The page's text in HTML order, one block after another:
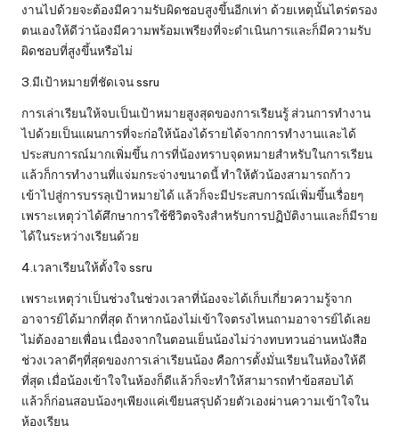
งานไปด้วยจะต้องมีความรับผิดชอบสูงขึ้นอีกเท่า ด้วยเหตุนั้นไตร่ตรอง
ตนเองให้ดีว่าน้องมีความพร้อมเพรียงที่จะดำเนินการและก็มีความรับ
ผิดชอบที่สูงขึ้นหรือไม่
3.มีเป้าหมายที่ชัดเจน ssru
การเล่าเรียนให้จบเป็นเป้าหมายสูงสุดของการเรียนรู้ ส่วนการทำงาน
ไปด้วยเป็นแผนการที่จะก่อให้น้องได้รายได้จากการทำงานและได้
ประสบการณ์มากเพิ่มขึ้น การที่น้องทราบจุดหมายสำหรับในการเรียน
แล้วก็การทำงานที่แจ่มกระจ่างขนาดนี้ ทำให้ตัวน้องสามารถก้าว
เข้าไปสู่การบรรลุเป้าหมายได้ แล้วก็จะมีประสบการณ์เพิ่มขึ้นเรื่อยๆ
เพราะเหตุว่าได้ศึกษาการใช้ชีวิตจริงสำหรับการปฏิบัติงานและก็มีราย
ได้ในระหว่างเรียนด้วย
4.เวลาเรียนให้ตั้งใจ ssru
เพราะเหตุว่าเป็นช่วงในช่วงเวลาที่น้องจะได้เก็บเกี่ยวความรู้จาก
อาจารย์ได้มากที่สุด ถ้าหากน้องไม่เข้าใจตรงไหนถามอาจารย์ได้เลย
ไม่ต้องอายเพื่อน เนื่องจากในตอนเย็นน้องไม่ว่างทบทวนอ่านหนังสือ
ช่วงเวลาดีๆที่สุดของการเล่าเรียนน้อง คือการตั้งมั่นเรียนในห้องให้ดี
ที่สุด เมื่อน้องเข้าใจในห้องก็ดีแล้วก็จะทำให้สามารถทำข้อสอบได้
แล้วก็ก่อนสอบน้องๆเพียงแค่เขียนสรุปด้วยตัวเองผ่านความเข้าใจใน
ห้องเรียน